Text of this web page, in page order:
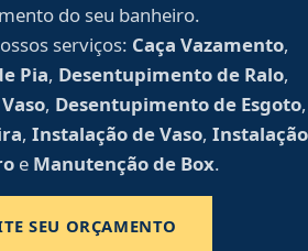
do seu banheiro.
serviços: Caça Vazamento,
Pia, Desentupimento de Ralo,
, Desentupimento de Esgoto,
, Instalação de Vaso, Instalação
e Manutenção de Box.
SEU ORÇAMENTO